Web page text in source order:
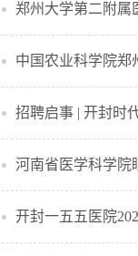
郑州大学第二附属
中国农业科学院郑
招聘启事 | 开封时
河南省医学科学院
开封一五五医院